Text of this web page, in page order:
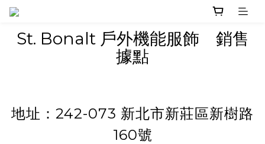
St. Bonalt 戶外機能服飾 銷售
據點
地址：242-073 新北市新莊區新樹路
160號